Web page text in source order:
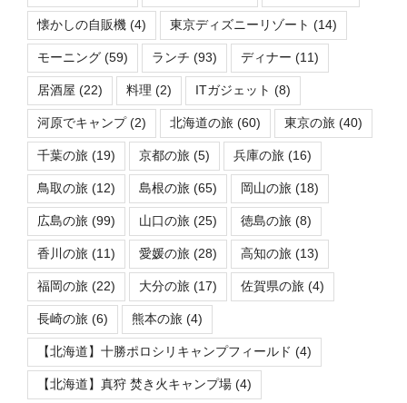
懐かしの自販機 (4) 東京ディズニーリゾート (14)
モーニング (59) ランチ (93) ディナー (11)
居酒屋 (22) 料理 (2) ITガジェット (8)
河原でキャンプ(2) 北海道の旅 (60) 東京の旅 (40)
千葉の旅 (19) 京都の旅 (5) 兵庫の旅 (16)
鳥取の旅 (12) 島根の旅 (65) 岡山の旅 (18)
広島の旅 (99) 山口の旅 (25) 徳島の旅 (8)
香川の旅 (11) 愛媛の旅 (28) 高知の旅 (13)
福岡の旅 (22) 大分の旅 (17) 佐賀県の旅 (4)
長崎の旅 (6) 熊本の旅 (4)
【北海道】十勝ポロシリキャンプフィールド (4)
【北海道】真狩 焚き火キャンプ場 (4)